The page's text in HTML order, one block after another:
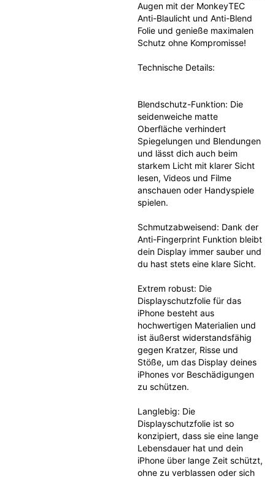
Augen mit der MonkeyTEC
Anti-Blaulicht und Anti-Blend
Folie und genieße maximalen
Schutz ohne Kompromisse!
Technische Details:
Blendschutz-Funktion: Die
seidenweiche matte
Oberfläche verhindert
Spiegelungen und Blendungen
und lässt dich auch beim
starkem Licht mit klarer Sicht
lesen, Videos und Filme
anschauen oder Handyspiele
spielen.
Schmutzabweisend: Dank der
Anti-Fingerprint Funktion bleibt
dein Display immer sauber und
du hast stets eine klare Sicht.
Extrem robust: Die
Displayschutzfolie für das
iPhone besteht aus
hochwertigen Materialien und
ist äußerst widerstandsfähig
gegen Kratzer, Risse und
Stöße, um das Display deines
iPhones vor Beschädigungen
zu schützen.
Langlebig: Die
Displayschutzfolie ist so
konzipiert, dass sie eine lange
Lebensdauer hat und dein
iPhone über lange Zeit schützt,
ohne zu verblassen oder sich